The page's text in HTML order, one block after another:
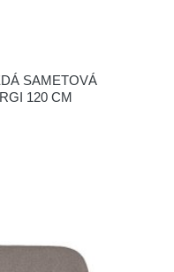
SAMETOVÁ
120 CM